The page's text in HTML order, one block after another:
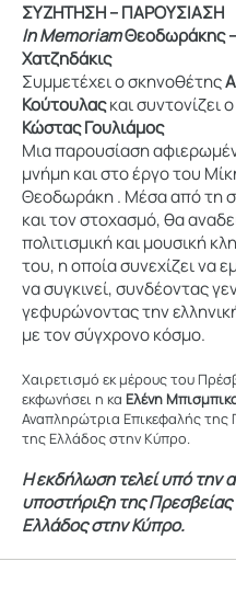
ΣΥΖΗΤΗΣΗ – ΠΑΡΟΥΣΙΑΣΗ
In MemoriamΘεοδωράκης –
Χατζηδάκις
Συμμετέχει ο σκηνοθέτης
Κούτουλαςκαι συντονίζει
Κώστας Γουλιάμος
Μια παρουσίαση
μνήμη και στο έργο του
Θεοδωράκη . Μέσα από τη
και τον στοχασμό, θα
πολιτισμική και μουσική
του, η οποία συνεχίζει να
να συγκινεί, συνδέοντας
γεφυρώνοντας την
με τον σύγχρονο κόσμο.
Χαιρετισμό εκ μέρους του
εκφωνήσει η κα Ελένη
Αναπληρώτρια Επικεφαλής της
της Ελλάδος στην Κύπρο.
Η εκδήλωση τελεί υπό την
υποστήριξη της Πρεσβείας
Ελλάδος στην Κύπρο.